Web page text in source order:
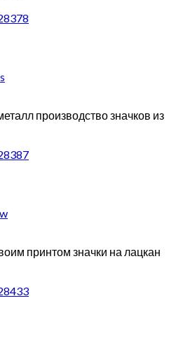
производство значков из
принтом значки на лацкан